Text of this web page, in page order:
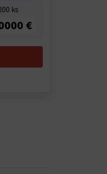
ks
€